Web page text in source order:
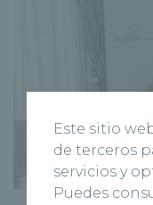
Este sitio
de terceros
servicios y
Puedes